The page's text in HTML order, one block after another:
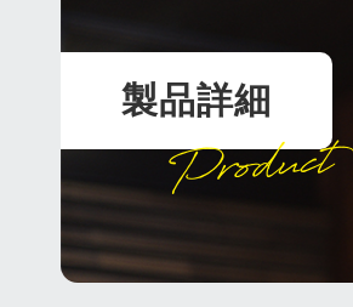
製品詳細
Product